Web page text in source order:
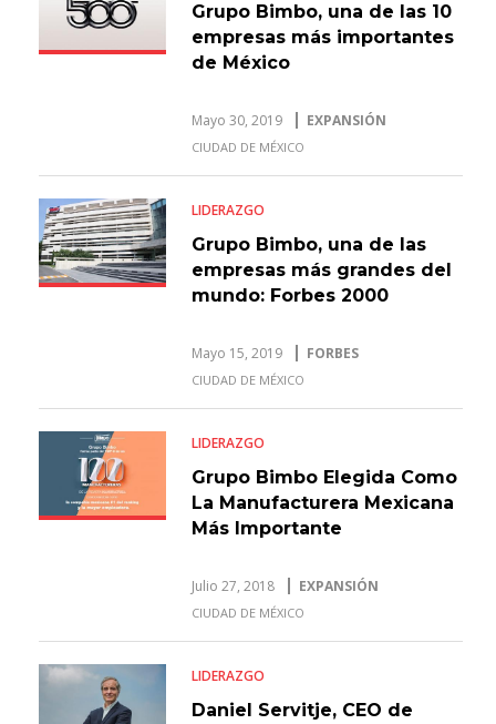
Grupo Bimbo, una de las 10
empresas más importantes
de México
Mayo 30, 2019 EXPANSIÓN
CIUDAD DE MÉXICO
LIDERAZGO
Grupo Bimbo, una de las
empresas más grandes del
mundo: Forbes 2000
Mayo 15, 2019 FORBES
CIUDAD DE MÉXICO
LIDERAZGO
Grupo Bimbo Elegida Como
La Manufacturera Mexicana
Más Importante
Julio 27, 2018 EXPANSIÓN
CIUDAD DE MÉXICO
LIDERAZGO
Daniel Servitje, CEO de